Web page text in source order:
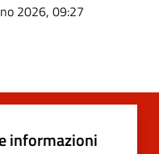
2026, 09:27
informazioni